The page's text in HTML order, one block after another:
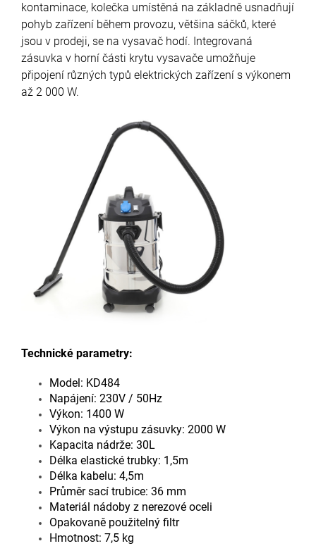
kontaminace, kolečka umístěná na základně usnadňují
pohyb zařízení během provozu, většina sáčků, které
jsou v prodeji, se na vysavač hodí. Integrovaná
zásuvka v horní části krytu vysavače umožňuje
připojení různých typů elektrických zařízení s výkonem
až 2 000 W.
Technické parametry:
Model: KD484
Napájení: 230V / 50Hz
Výkon: 1400 W
Výkon na výstupu zásuvky: 2000 W
Kapacita nádrže: 30L
Délka elastické trubky: 1,5m
Délka kabelu: 4,5m
Průměr sací trubice: 36 mm
Materiál nádoby z nerezové oceli
Opakovaně použitelný filtr
Hmotnost: 7,5 kg